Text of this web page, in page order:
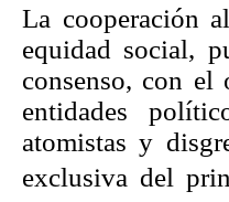
La cooperación
equidad social,
consenso, con el
entidades
atomistas y
exclusiva del